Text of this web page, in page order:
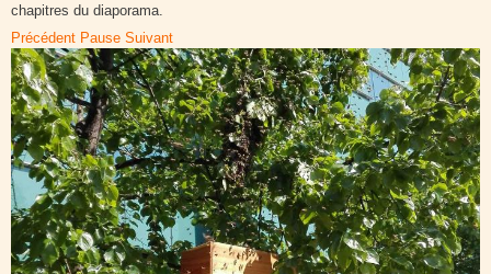
chapitres du diaporama.
Précédent Pause Suivant